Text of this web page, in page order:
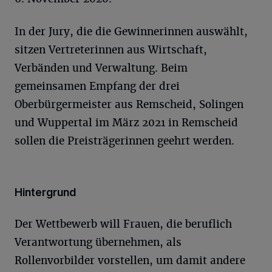
In der Jury, die die Gewinnerinnen auswählt,
sitzen Vertreterinnen aus Wirtschaft,
Verbänden und Verwaltung. Beim
gemeinsamen Empfang der drei
Oberbürgermeister aus Remscheid, Solingen
und Wuppertal im März 2021 in Remscheid
sollen die Preisträgerinnen geehrt werden.
Hintergrund
Der Wettbewerb will Frauen, die beruflich
Verantwortung übernehmen, als
Rollenvorbilder vorstellen, um damit andere